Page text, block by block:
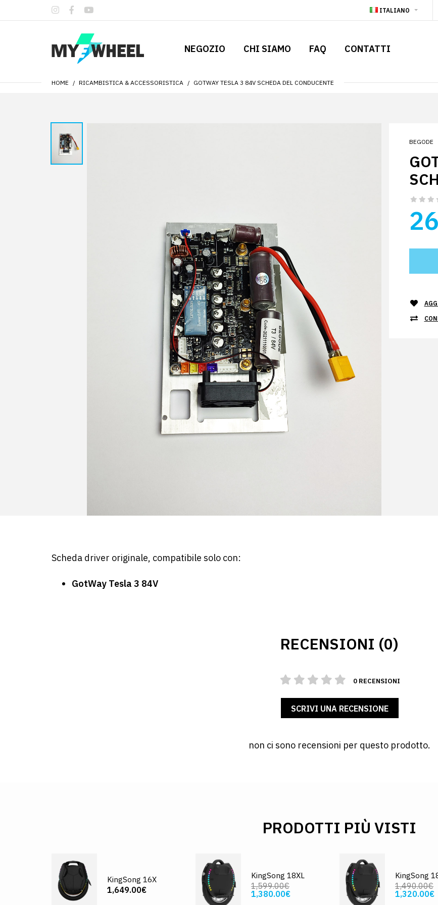
ITALIANO
NEGOZIO CHI SIAMO FAQ CONTATTI
HOME RICAMBISTICA & ACCESSORISTICA GOTWAY TESLA 3 84V SCHEDA DEL CONDUCENTE
BEGODE
Scheda driver originale, compatibile solo con:
GotWay Tesla 3 84V
RECENSIONI (0)
0 RECENSIONI
SCRIVI UNA RECENSIONE
non ci sono recensioni per questo prodotto.
PRODOTTI PIÙ VISTI
KingSong 16X
1,649.00€
KingSong 18XL
1,599.00€
1,380.00€
KingSong
1,490.00€
1,320.00€